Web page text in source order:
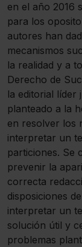
en el año 2016
para los
autores han
mecanismos
la realidad y a
Derecho de
la editorial líder
planteado a la
en resolver los
interpretar un
particiones. Se
prevenir la
correcta
disposiciones
interpretar un
solución útil y
problemas